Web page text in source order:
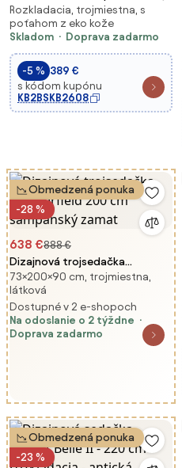
trojmiestna, hnedá
Rozkladacia, trojmiestna, s
poťahom z eko kože
Skladom
Doprava zadarmo
-5 % 389 €
s kódom kupónu
KB2BSKB2608
Obmedzená ponuka
-28 %
638 €888 €
Dizajnová trojsedačka
Chesterfield 200 cm
šampanský zamat
73×200×90 cm, trojmiestna,
látková
Dostupné v 2 e-shopoch
Na odoslanie o 2 týždne
Doprava zadarmo
Obmedzená ponuka
-23 %